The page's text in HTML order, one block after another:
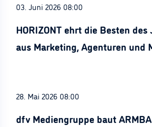
03. Juni 2026 08:00
HORIZONT ehrt die Besten des
aus Marketing, Agenturen und
28. Mai 2026 08:00
dfv Mediengruppe baut